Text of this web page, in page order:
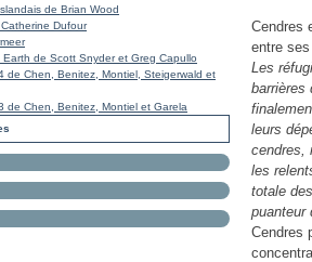
de Brian Wood
Dufour
de Scott Snyder et Greg Capullo
de Chen, Benitez, Montiel, Steigerwald et
de Chen, Benitez, Montiel et Garela
Cendres
entre
Les
barrières
leurs
cendres,
les
totale
puanteur
Cendres